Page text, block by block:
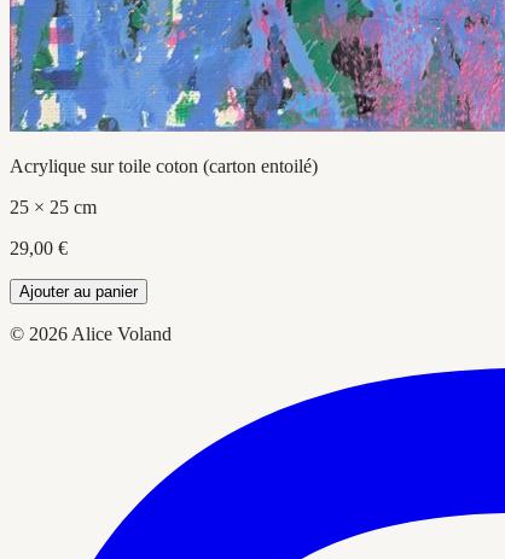
Acrylique sur toile coton (carton entoilé)
25 × 25 cm
29,00 €
Ajouter au panier
© 2026 Alice Voland